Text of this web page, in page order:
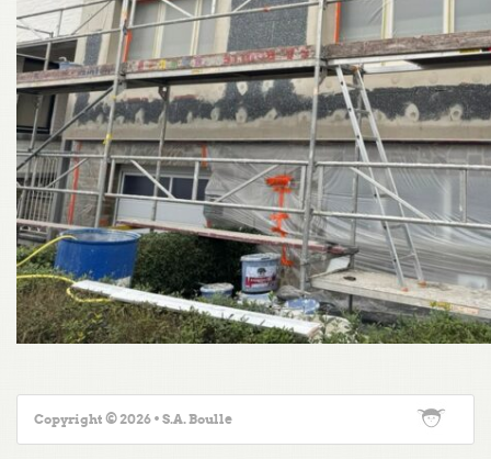
Copyright © 2026 • S.A. Boulle